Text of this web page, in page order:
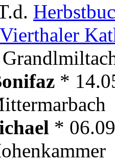
Vierthaler
*
*